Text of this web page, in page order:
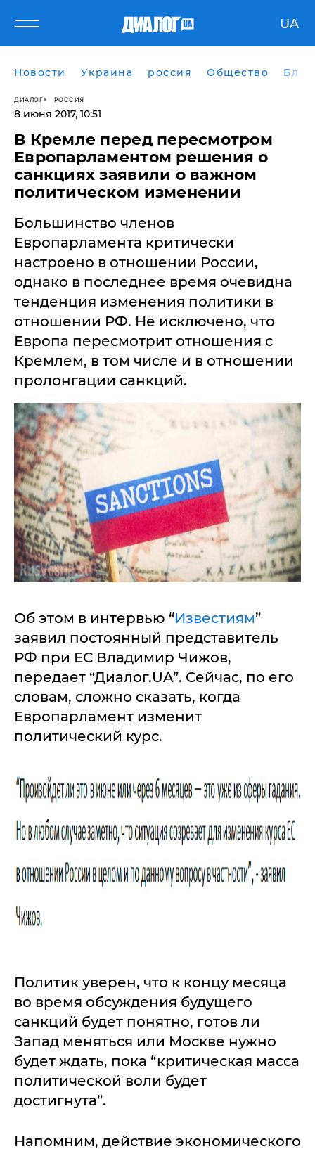
UA
Новости Украина россия Общество
ДИАЛОГ РОССИЯ
8 июня 2017, 10:51
В Кремле перед пересмотром
Европарламентом решения о
санкциях заявили о важном
политическом изменении
​Большинство членов
Европарламента критически
настроено в отношении России,
однако в последнее время очевидна
тенденция изменения политики в
отношении РФ. Не исключено, что
Европа пересмотрит отношения с
Кремлем, в том числе и в отношении
пролонгации санкций.
Об этом в интервью “Известиям”
заявил постоянный представитель
РФ при ЕС Владимир Чижов,
передает “Диалог.UA”. Сейчас, по его
словам, сложно сказать, когда
Европарламент изменит
политический курс.
Политик уверен, что к концу месяца
во время обсуждения будущего
санкций будет понятно, готов ли
Запад меняться или Москве нужно
будет ждать, пока “критическая масса
политической воли будет
достигнута”.
Напомним, действие экономического